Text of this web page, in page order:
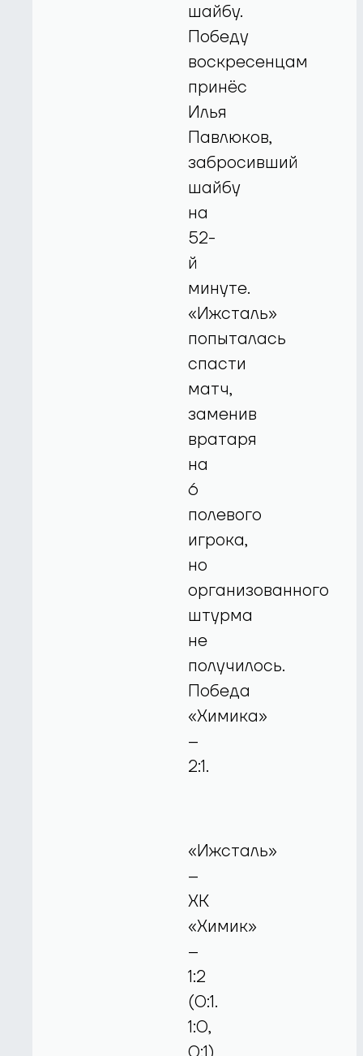
шайбу.
Победу
воскресенцам
принёс
Илья
Павлюков,
забросивший
шайбу
на
52-
й
минуте.
«Ижсталь»
попыталась
спасти
матч,
заменив
вратаря
на
6
полевого
игрока,
но
организованного
штурма
не
получилось.
Победа
«Химика»
–
2:1.
«Ижсталь»
–
ХК
«Химик»
–
1:2
(0:1.
1:0,